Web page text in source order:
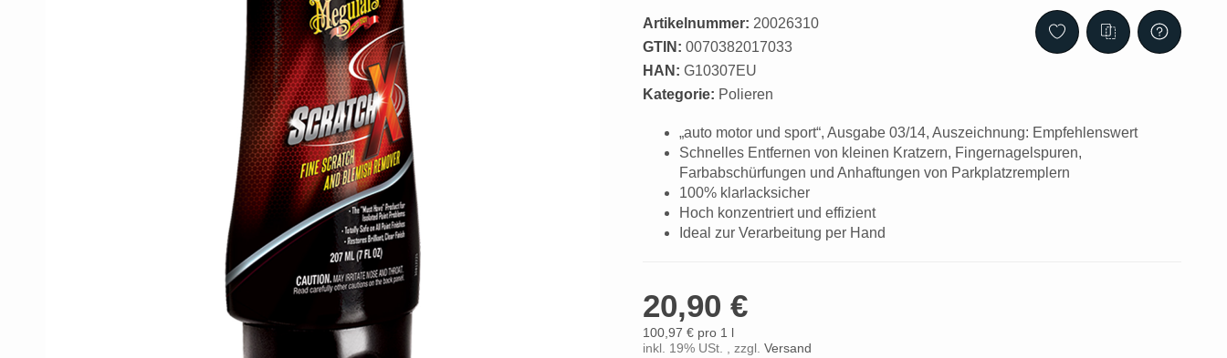
Artikelnummer: 20026310
GTIN: 0070382017033
HAN: G10307EU
Kategorie: Polieren
„auto motor und sport“, Ausgabe 03/14, Auszeichnung: Empfehlenswert
Schnelles Entfernen von kleinen Kratzern, Fingernagelspuren,
Farbabschürfungen und Anhaftungen von Parkplatzremplern
100% klarlacksicher
Hoch konzentriert und effizient
Ideal zur Verarbeitung per Hand
20,90 €
100,97 € pro 1 l
inkl. 19% USt. , zzgl. Versand